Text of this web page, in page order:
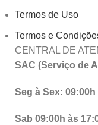
Termos de Uso
Termos e
CENTRAL DE
SAC (Serviço de
Seg à Sex: 09:00h
Sab 09:00h às